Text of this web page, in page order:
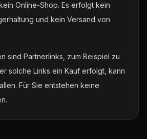
Online-Shop. Es erfolgt kein
und kein Versand von
sind Partnerlinks, zum Beispiel zu
solche Links ein Kauf erfolgt, kann
Für Sie entstehen keine